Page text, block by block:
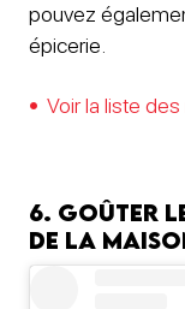
pouvez
épicerie.
Voir la liste
6. Goûter
de la